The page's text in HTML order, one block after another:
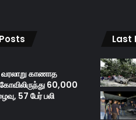
வரலாறு காணாத
60,000
57 பேர் பலி
Last